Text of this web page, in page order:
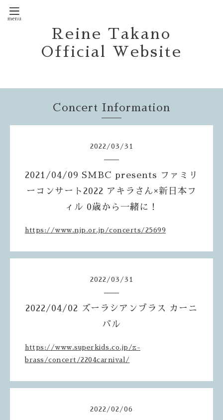
Reine Takano
Official Website
Concert Information
2022 /03 / 31
2021/04/09 SMBC presents ファミリ
ーコンサート2022 アキラさん×新日本フ
ィル 0歳から一緒に！
https://www.njp.or.jp/concerts/25699
2022 /03 / 31
2022/04/02 ズーラシアンブラス カーニ
バル
https://www.superkids.co.jp/z-
brass/concert/2204carnival/
2022 /02 /06